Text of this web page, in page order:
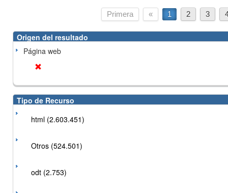
Primera « 1 2 3
Origen del resultado
Página web
Tipo de Recurso
html (2.603.451)
Otros (524.501)
odt (2.753)